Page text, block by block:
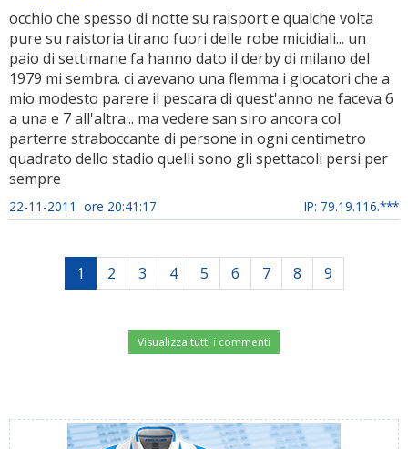
occhio che spesso di notte su raisport e qualche volta
pure su raistoria tirano fuori delle robe micidiali... un
paio di settimane fa hanno dato il derby di milano del
1979 mi sembra. ci avevano una flemma i giocatori che a
mio modesto parere il pescara di quest'anno ne faceva 6
a una e 7 all'altra... ma vedere san siro ancora col
parterre straboccante di persone in ogni centimetro
quadrato dello stadio quelli sono gli spettacoli persi per
sempre
22-11-2011 ore 20:41:17 IP: 79.19.116.***
1 2 3 4 5 6 7 8 9
Visualizza tutti i commenti